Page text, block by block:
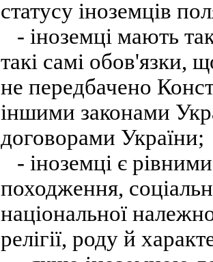
статусу іноземців
- іноземці мають
такі самі обов'язки,
не передбачено
іншими законами
договорами України;
- іноземці є
походження,
національної
релігії, роду й